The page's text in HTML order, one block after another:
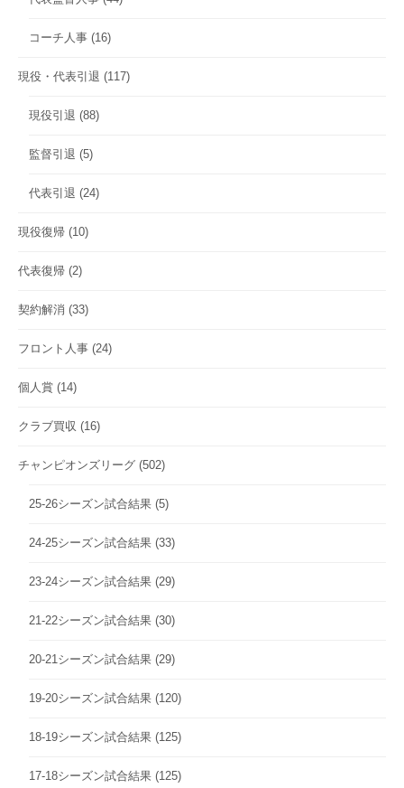
コーチ人事 (16)
現役・代表引退 (117)
現役引退 (88)
監督引退 (5)
代表引退 (24)
現役復帰 (10)
代表復帰 (2)
契約解消 (33)
フロント人事 (24)
個人賞 (14)
クラブ買収 (16)
チャンピオンズリーグ (502)
25-26シーズン試合結果 (5)
24-25シーズン試合結果 (33)
23-24シーズン試合結果 (29)
21-22シーズン試合結果 (30)
20-21シーズン試合結果 (29)
19-20シーズン試合結果 (120)
18-19シーズン試合結果 (125)
17-18シーズン試合結果 (125)